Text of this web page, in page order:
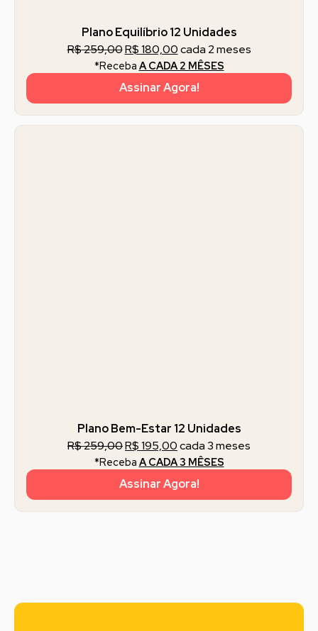
Plano Equilíbrio 12 Unidades
R$259,00R$180,00cada 2 meses
*Receba A CADA 2 MÊSES
Assinar Agora!
Plano Bem-Estar 12 Unidades
R$259,00R$195,00cada 3 meses
*Receba A CADA 3 MÊSES
Assinar Agora!